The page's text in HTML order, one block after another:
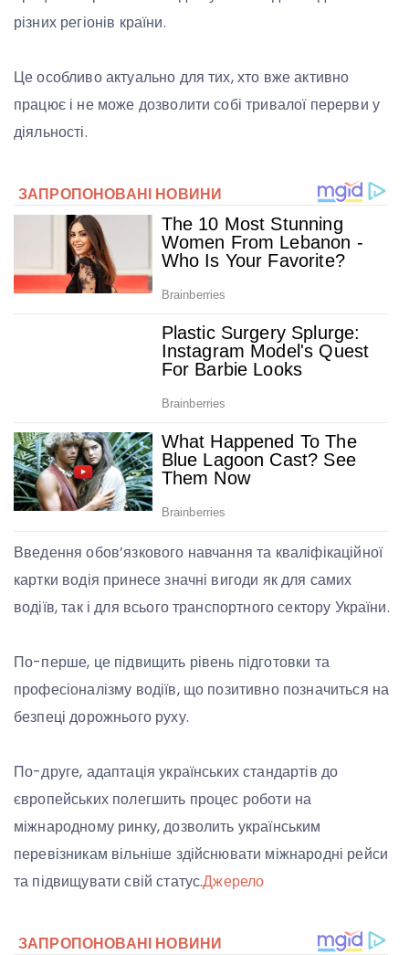
різних регіонів країни.
Це особливо актуально для тих, хто вже активно
працює і не може дозволити собі тривалої перерви у
діяльності.
Введення обов’язкового навчання та кваліфікаційної
картки водія принесе значні вигоди як для самих
водіїв, так і для всього транспортного сектору України.
По-перше, це підвищить рівень підготовки та
професіоналізму водіїв, що позитивно позначиться на
безпеці дорожнього руху.
По-друге, адаптація українських стандартів до
європейських полегшить процес роботи на
міжнародному ринку, дозволить українським
перевізникам вільніше здійснювати міжнародні рейси
та підвищувати свій статус.Джерело